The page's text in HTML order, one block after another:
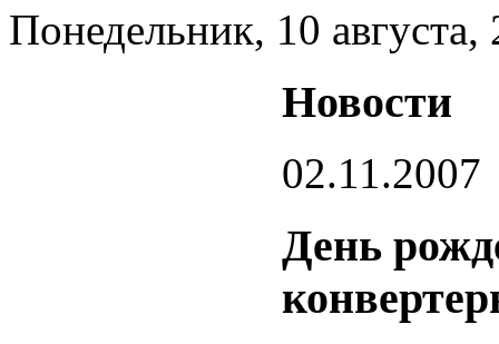
Понедельник, 10 августа,
Новости
02.11.2007
День